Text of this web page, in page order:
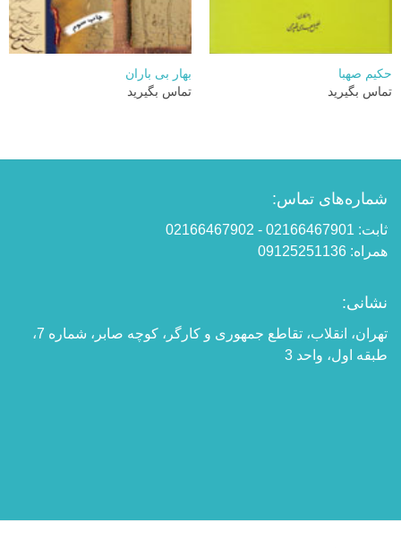
حکیم صهبا
تماس بگیرید
بهار بی باران
تماس بگیرید
شماره‌های تماس:
ثابت: 02166467901 - 02166467902
همراه: 09125251136
نشانی:
تهران، انقلاب، تقاطع جمهوری و کارگر، کوچه صابر، شماره 7،
طبقه اول، واحد 3